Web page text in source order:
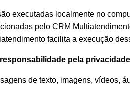
executadas localmente no
pelo CRM
facilita a execução
pela
de texto, imagens, vídeos,